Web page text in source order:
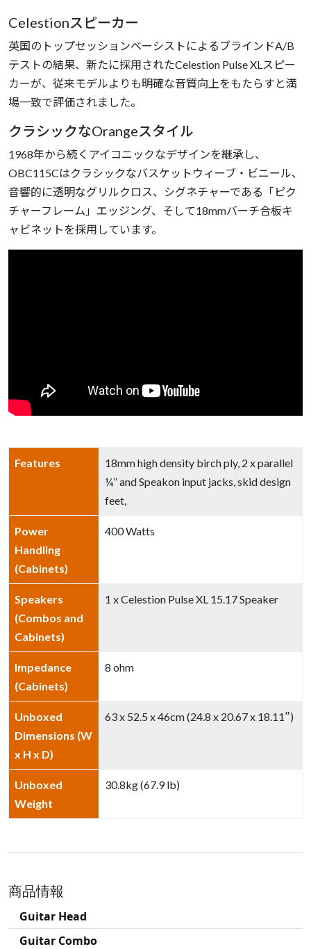
Celestionスピーカー
英国のトップセッションベーシストによるブラインドA/B
テストの結果、新たに採用されたCelestion Pulse XLスピー
カーが、従来モデルよりも明確な音質向上をもたらすと満
場一致で評価されました。
クラシックなOrangeスタイル
1968年から続くアイコニックなデザインを継承し、
OBC115Cはクラシックなバスケットウィーブ・ビニール、
音響的に透明なグリルクロス、シグネチャーである「ピク
チャーフレーム」エッジング、そして18mmバーチ合板キ
ャビネットを採用しています。
Features
18mm high density birch ply, 2 x parallel
¼” and Speakon input jacks, skid design
feet,
Power
Handling
(Cabinets)
400 Watts
Speakers
(Combos and
Cabinets)
1 x Celestion Pulse XL 15.17 Speaker
Impedance
(Cabinets)
8 ohm
Unboxed
Dimensions (W
x H x D)
63 x 52.5 x 46cm (24.8 x 20.67 x 18.11″)
Unboxed
Weight
30.8kg (67.9 lb)
商品情報
Guitar Head
Guitar Combo